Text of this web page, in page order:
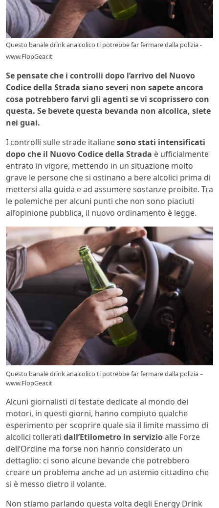
Questo banale drink analcolico ti potrebbe far fermare dalla polizia -
www.FlopGear.it
Se pensate che i controlli dopo l’arrivo del Nuovo
Codice della Strada siano severi non sapete ancora
cosa potrebbero farvi gli agenti se vi scoprissero con
questa. Se bevete questa bevanda non alcolica, siete
nei guai.
I controlli sulle strade italianesono stati intensificati
dopo che il Nuovo Codice della Strada è ufficialmente
entrato in vigore, mettendo in un situazione molto
grave le persone che si ostinano a bere alcolici prima di
mettersi alla guida e ad assumere sostanze proibite. Tra
le polemiche per alcuni punti che non sono piaciuti
all’opinione pubblica, il nuovo ordinamento è legge.
Questo banale drink analcolico ti potrebbe far fermare dalla polizia –
www.FlopGear.it
Alcuni giornalisti di testate dedicate al mondo dei
motori, in questi giorni, hanno compiuto qualche
esperimento per scoprire quale sia il limite massimo di
alcolici tollerati dall’Etilometro in servizioalle Forze
dell’Ordine ma forse non hanno considerato un
dettaglio: ci sono alcune bevande che potrebbero
creare un problema anche ad un astemio cittadino che
si è messo dietro il volante.
Non stiamo parlando questa volta degli Energy Drink